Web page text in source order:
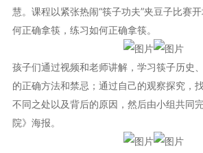
慧。课程以紧张热闹“筷子功夫”夹豆子比赛
何正确拿筷，练习如何正确拿筷。
孩子们通过视频和老师讲解，学习筷子历史
的正确方法和禁忌；通过自己的观察探究，
不同之处以及背后的原因，然后由小组共同
院》海报。